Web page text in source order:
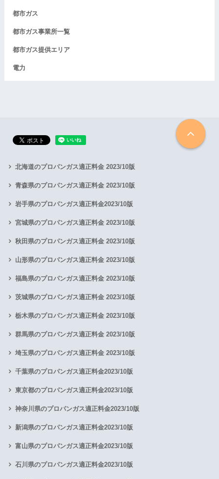
都市ガス
都市ガス事業所一覧
都市ガス提供エリア
電力
北海道のプロパンガス適正料金 2023/10版
青森県のプロパンガス適正料金 2023/10版
岩手県のプロパンガス適正料金2023/10版
宮城県のプロパンガス適正料金 2023/10版
秋田県のプロパンガス適正料金 2023/10版
山形県のプロパンガス適正料金 2023/10版
福島県のプロパンガス適正料金 2023/10版
茨城県のプロパンガス適正料金 2023/10版
栃木県のプロパンガス適正料金 2023/10版
群馬県のプロパンガス適正料金 2023/10版
埼玉県のプロパンガス適正料金 2023/10版
千葉県のプロパンガス適正料金2023/10版
東京都のプロパンガス適正料金2023/10版
神奈川県のプロパンガス適正料金2023/10版
新潟県のプロパンガス適正料金2023/10版
富山県のプロパンガス適正料金2023/10版
石川県のプロパンガス適正料金2023/10版